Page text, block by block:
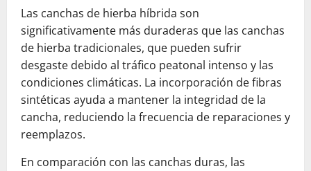
Las canchas de hierba híbrida son
significativamente más duraderas que las canchas
de hierba tradicionales, que pueden sufrir
desgaste debido al tráfico peatonal intenso y las
condiciones climáticas. La incorporación de fibras
sintéticas ayuda a mantener la integridad de la
cancha, reduciendo la frecuencia de reparaciones y
reemplazos.
En comparación con las canchas duras, las